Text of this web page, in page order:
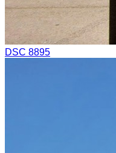
DSC 8895